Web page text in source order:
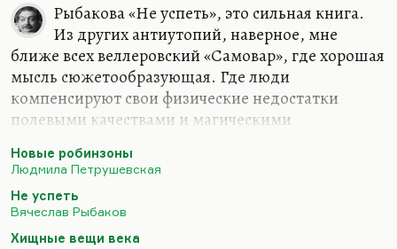
Рыбакова «Не успеть», это сильная книга.
Из других антиутопий, наверное, мне
ближе всех веллеровский «Самовар», где хорошая
мысль сюжетообразующая. Где люди
компенсируют свои физические недостатки
полевыми качествами и магическими
(людей, которые потеряли все конечности, просо
обрубок и кантик) возникает чудовищная
способность управлять миром. И в результате
Новые робинзоны
Людмила Петрушевская
Не успеть
Вячеслав Рыбаков
Хищные вещи века